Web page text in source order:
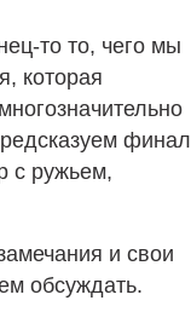
то то, чего мы
которая
финал
с ружьем,
и свои
обсуждать.